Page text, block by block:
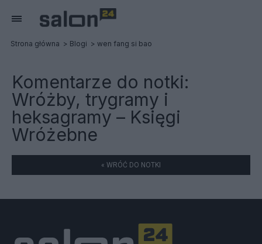
Strona główna Blogi wen fang si bao
Komentarze do notki:
Wróżby, trygramy i
heksagramy – Księgi
Wróżebne
« WRÓĆ DO NOTKI